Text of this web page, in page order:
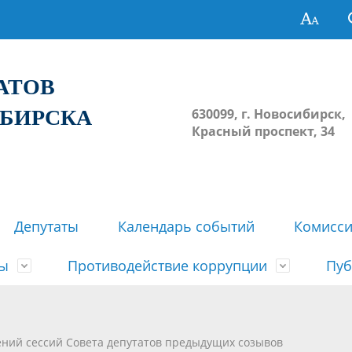
630099, г. Новосибирск,
Красный проспект, 34
Депутаты Календарь событий
решений сессий Совета
недействующими решений
Противодействие коррупции
сессий Совета депутатов предыдущих созывов